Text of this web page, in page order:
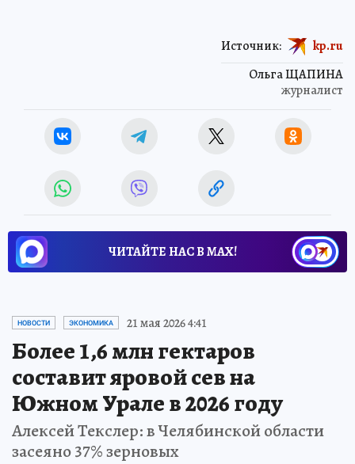
Ольга ЩАПИНА
журналист
Источник: kp.ru
ЧИТАЙТЕ НАС В МАХ!
НОВОСТИ ЭКОНОМИКА 21 мая 2026 4:41
Более 1,6 млн гектаров
составит яровой сев на
Южном Урале в 2026 году
Алексей Текслер: в Челябинской области
засеяно 37% зерновых